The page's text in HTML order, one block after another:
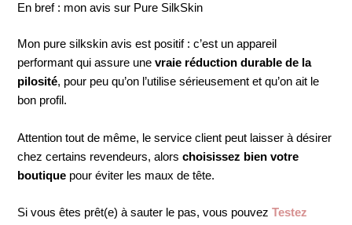
En bref : mon avis sur Pure SilkSkin
Mon pure silkskin avis est positif : c’est un appareil
performant qui assure unevraie réduction durable de la
pilosité, pour peu qu’on l’utilise sérieusement et qu’on ait le
bon profil.
Attention tout de même, le service client peut laisser à désirer
chez certains revendeurs, alorschoisissez bien votre
boutique pour éviter les maux de tête.
Si vous êtes prêt(e) à sauter le pas, vous pouvezTestez